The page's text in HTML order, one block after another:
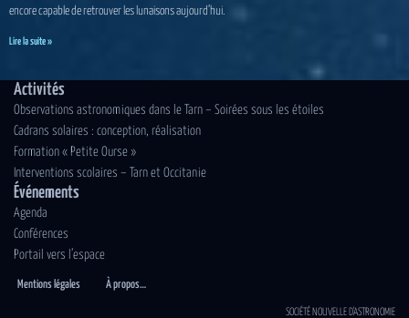
encore capable de retrouver les lunaisons aujourd’hui.
Lire la suite »
Activités
Observations astronomiques dans le Tarn – Soirées sous les étoiles
Cadrans solaires : conception, réalisation
Formation « Petite Ourse »
Interventions scolaires – Tarn et Occitanie
Événements
Agenda
Conférences
Portail vers l’espace
Mentions légales À propos…
SOCIÉTÉ NOUVELLE D'ASTRONOMIE